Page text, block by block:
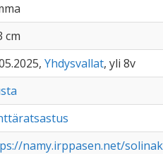
cm
Yhdysvallat, yli 8v
namy.irppasen.net/